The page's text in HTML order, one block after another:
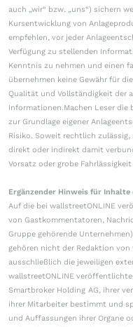
auch „wir“ bzw. „uns“) sichern
Kursentwicklung von
empfehlen, vor jeder
Verfügung zu stellenden
Kenntnis zu nehmen und einen
übernehmen keine Gewähr für
Qualität und Vollständigkeit der
Informationen.Machen Leser
zur Grundlage eigener
Risiko. Soweit rechtlich
direkt oder indirekt damit
Vorsatz oder grobe
Ergänzender Hinweis für
Auf die bei wallstreetONLINE
von Gastkommentatoren,
Gruppe gehörende
gehören nicht der Redaktion von
ausschließlich die jeweiligen
wallstreetONLINE
Smartbroker Holding AG, ihrer
ihrer Mitarbeiter bestimmt und
und Auffassungen ihrer Organe